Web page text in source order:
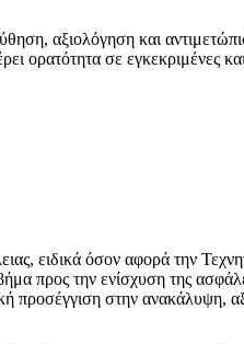
αξιολόγηση και
σε εγκεκριμένες
ειδικά όσον αφορά την
προς την ενίσχυση της
στην ανακάλυψη,